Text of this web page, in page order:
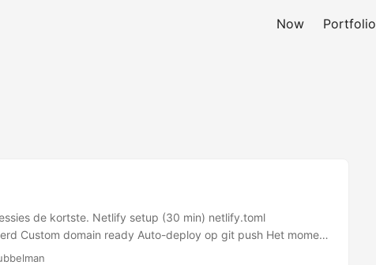
Now Portfolio
de kortste. Netlify setup (30 min) netlify.toml
Custom domain ready Auto-deploy op git push Het moment
Ik open de URL op mijn iPhone. De app laadt. Smooth.